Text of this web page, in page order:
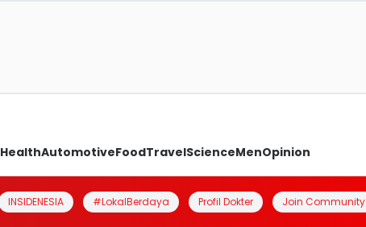
HealthAutomotiveFoodTravelScienceMenOpinion
INSIDENESIA #LokalBerdaya Profil Dokter Join Community